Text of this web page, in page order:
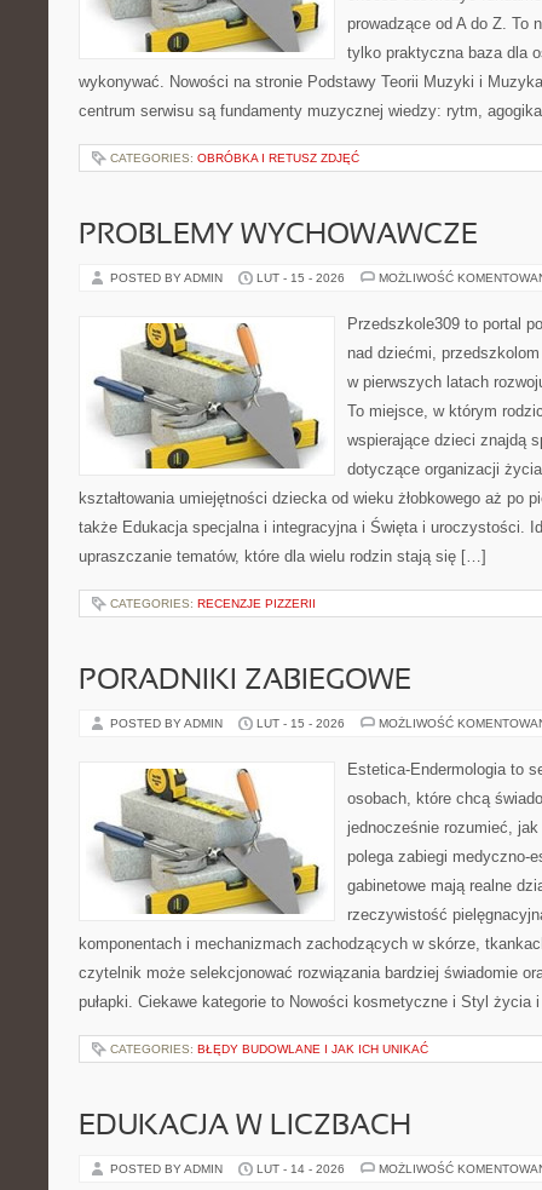
prowadzące od A do Z. To
tylko praktyczna baza dla
wykonywać. Nowości na stronie Podstawy Teorii Muzyki i
centrum serwisu są fundamenty muzycznej wiedzy: rytm,
CATEGORIES: OBRÓBKA I RETUSZ ZDJĘĆ
PROBLEMY WYCHOWAWCZE
POSTED BY ADMIN LUT - 15 - 2026 MOŻLIWOŚĆ
Przedszkole309 to portal
nad dziećmi,
w pierwszych latach
To miejsce, w którym
wspierające dzieci znajdą
dotyczące organizacji
kształtowania umiejętności dziecka od wieku żłobkowego aż po
także Edukacja specjalna i integracyjna i Święta i uroczystości.
upraszczanie tematów, które dla wielu rodzin stają się […]
CATEGORIES: RECENZJE PIZZERII
PORADNIKI ZABIEGOWE
POSTED BY ADMIN LUT - 15 - 2026 MOŻLIWOŚĆ
Estetica-Endermologia to
osobach, które chcą
jednocześnie rozumieć,
polega zabiegi medyczno-
gabinetowe mają realne
rzeczywistość
komponentach i mechanizmach zachodzących w skórze,
czytelnik może selekcjonować rozwiązania bardziej świadomie
pułapki. Ciekawe kategorie to Nowości kosmetyczne i Styl
CATEGORIES: BŁĘDY BUDOWLANE I JAK ICH UNIKAĆ
EDUKACJA W LICZBACH
POSTED BY ADMIN LUT - 14 - 2026 MOŻLIWOŚĆ